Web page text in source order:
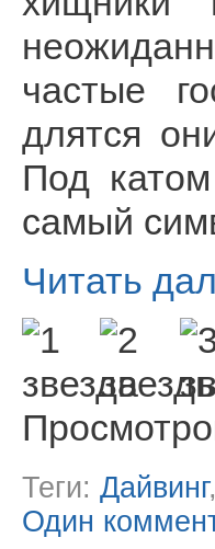
частые
длятся
Под
самый
Читать
Теги: Дайвинг,
Один